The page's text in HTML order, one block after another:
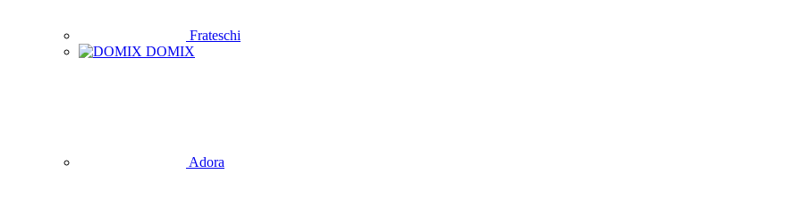
Frateschi
DOMIX
Adora